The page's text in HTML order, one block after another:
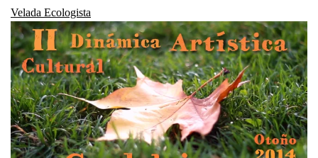
Velada Ecologista